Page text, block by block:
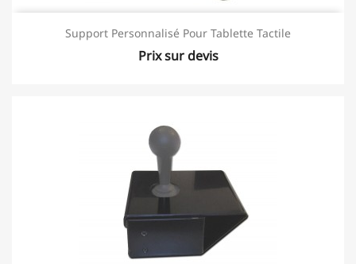
Support Personnalisé Pour Tablette Tactile
Prix sur devis